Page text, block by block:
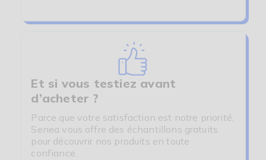
Et si vous testiez avant
d’acheter ?
Parce que votre satisfaction est notre priorité,
Senea vous offre des échantillons gratuits
pour découvrir nos produits en toute
confiance.